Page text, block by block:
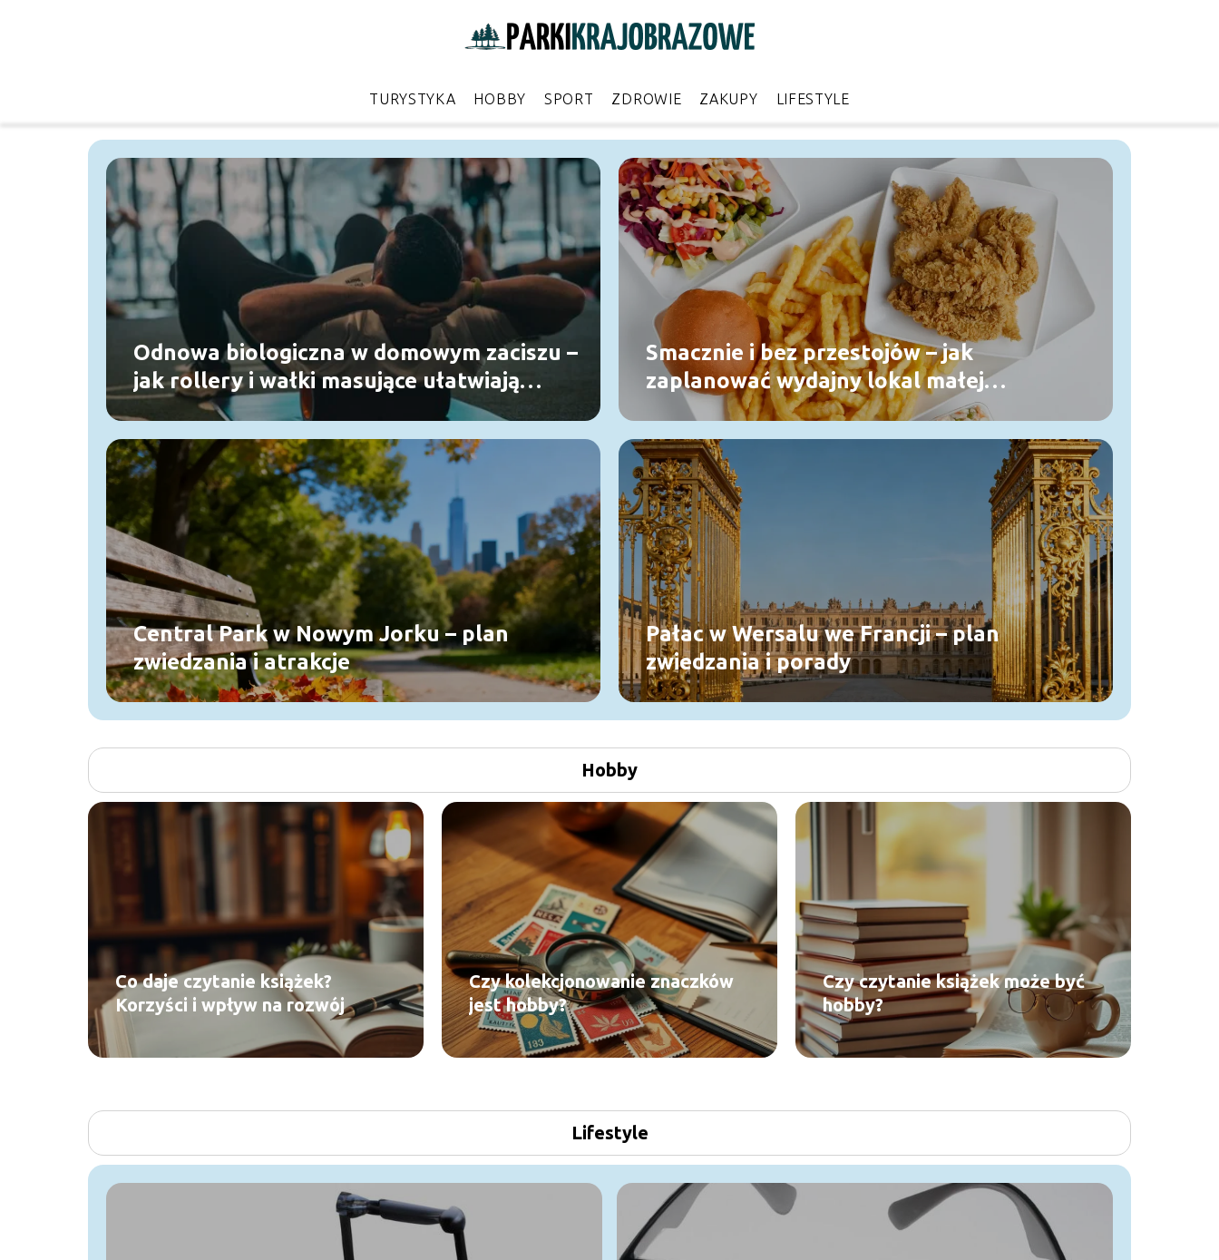
TURYSTYKA HOBBY SPORT ZDROWIE ZAKUPY LIFESTYLE
Odnowa biologiczna w domowym zaciszu –
jak rollery i wałki masujące ułatwiają
regenerację sportowcom?
Smacznie i bez przestojów – jak
zaplanować wydajny lokal małej
gastronomii?
Central Park w Nowym Jorku – plan
zwiedzania i atrakcje
Pałac w Wersalu we Francji – plan
zwiedzania i porady
Hobby
Co daje czytanie książek?
Korzyści i wpływ na rozwój
Czy kolekcjonowanie znaczków
jest hobby?
Czy czytanie książek może być
hobby?
Lifestyle